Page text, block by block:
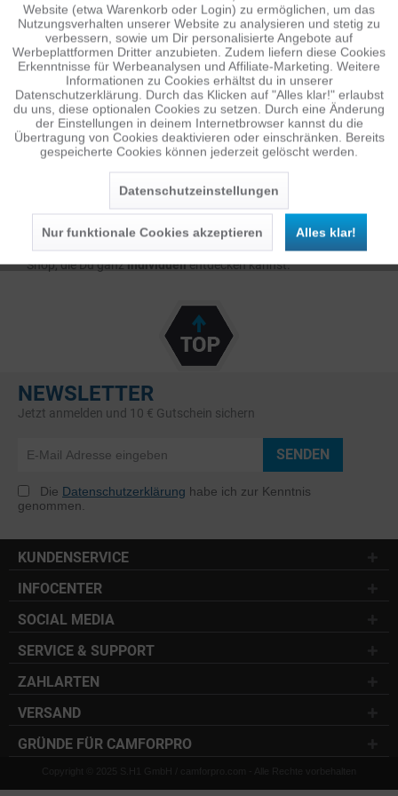
unterstützen und bieten Dir Produkte, von denen wir bei
camforpro meinen, dass sie für Dich undDein Vorhabengenau
das Richtige sein können. Lass Dich von unserer
professionellenVorauswahl überzeugen, wähle einfach und
bequem DeineFavoritenaus den übersichtlichen Kategorien
und schnür Deinindividuellesund optimiertesPaket.
Unter„Mehr Infos“bei jedem Produkt kannst Du schnell und
Gesamtauswahl
Shop, die Du ganzindividuellentdecken kannst.
NEWSLETTER
Jetzt anmelden und 10 € Gutschein sichern
SENDEN
Die Datenschutzerklärung habe ich zur Kenntnis
genommen.
KUNDENSERVICE
INFOCENTER
SOCIAL MEDIA
SERVICE & SUPPORT
ZAHLARTEN
VERSAND
GRÜNDE FÜR CAMFORPRO
Copyright © 2025 S.H1 GmbH / camforpro.com - Alle Rechte vorbehalten
Tracking Inaktiv
Personalisierung Inaktiv
Service Inaktiv
Website (etwa Warenkorb oder Login) zu ermöglichen, um das
Nutzungsverhalten unserer Website zu analysieren und stetig zu
verbessern, sowie um Dir personalisierte Angebote auf
Werbeplattformen Dritter anzubieten. Zudem liefern diese Cookies
Erkenntnisse für Werbeanalysen und Affiliate-Marketing. Weitere
Informationen zu Cookies erhältst du in unserer
Datenschutzerklärung. Durch das Klicken auf "Alles klar!" erlaubst
du uns, diese optionalen Cookies zu setzen. Durch eine Änderung
der Einstellungen in deinem Internetbrowser kannst du die
Übertragung von Cookies deaktivieren oder einschränken. Bereits
gespeicherte Cookies können jederzeit gelöscht werden.
Datenschutzeinstellungen
Nur funktionale Cookies akzeptieren Alles klar!